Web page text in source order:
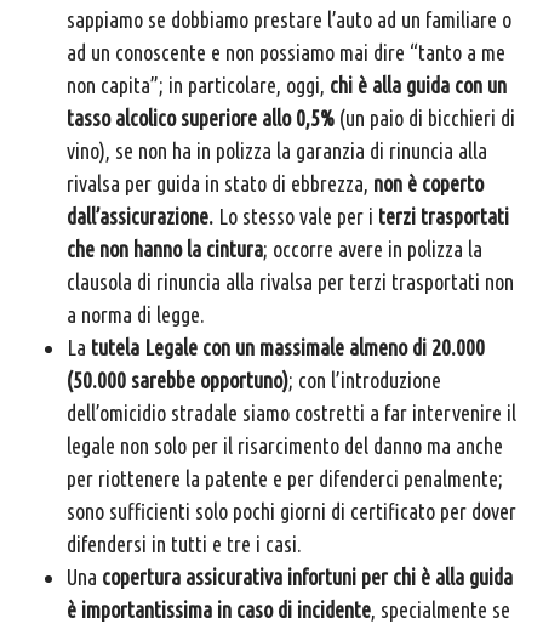
sappiamo se dobbiamo prestare l’auto ad un familiare o
ad un conoscente e non possiamo mai dire “tanto a me
non capita”; in particolare, oggi, chi è alla guida con un
tasso alcolico superiore allo 0,5% (un paio di bicchieri di
vino), se non ha in polizza la garanzia di rinuncia alla
rivalsa per guida in stato di ebbrezza, non è coperto
dall’assicurazione. Lo stesso vale per i terzi trasportati
che non hanno la cintura; occorre avere in polizza la
clausola di rinuncia alla rivalsa per terzi trasportati non
a norma di legge.
La tutela Legale con un massimale almeno di 20.000
(50.000 sarebbe opportuno); con l’introduzione
dell’omicidio stradale siamo costretti a far intervenire il
legale non solo per il risarcimento del danno ma anche
per riottenere la patente e per difenderci penalmente;
sono sufficienti solo pochi giorni di certificato per dover
difendersi in tutti e tre i casi.
Una copertura assicurativa infortuni per chi è alla guida
è importantissima in caso di incidente , specialmente se